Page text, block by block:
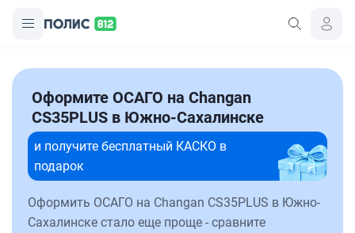
Оформите ОСАГО на Changan
CS35PLUS в Южно-Сахалинске
и получите бесплатный КАСКО в
подарок
Оформить ОСАГО на Changan CS35PLUS в Южно-
Сахалинске стало еще проще - сравните